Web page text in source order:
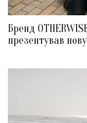
Бренд
презентував